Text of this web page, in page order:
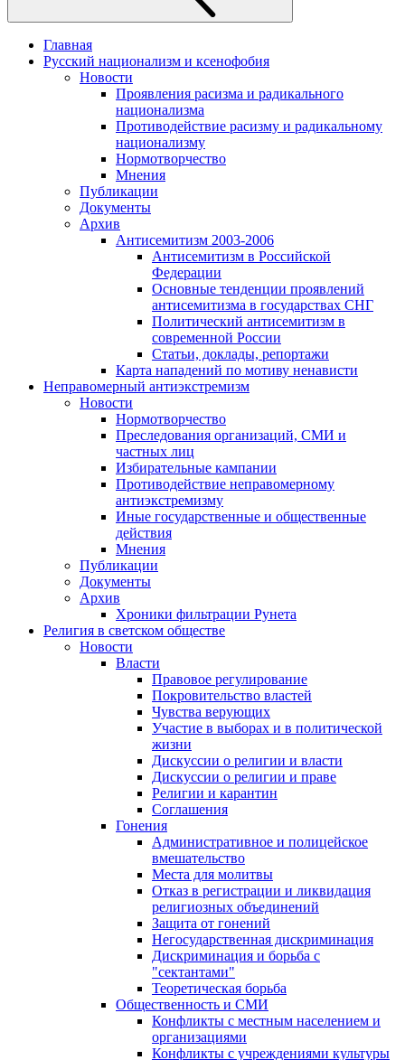
Главная
Русский национализм и ксенофобия
Новости
Проявления расизма и радикального
национализма
Противодействие расизму и радикальному
национализму
Нормотворчество
Мнения
Публикации
Документы
Архив
Антисемитизм 2003-2006
Антисемитизм в Российской
Федерации
Основные тенденции проявлений
антисемитизма в государствах СНГ
Политический антисемитизм в
современной России
Статьи, доклады, репортажи
Карта нападений по мотиву ненависти
Неправомерный антиэкстремизм
Новости
Нормотворчество
Преследования организаций, СМИ и
частных лиц
Избирательные кампании
Противодействие неправомерному
антиэкстремизму
Иные государственные и общественные
действия
Мнения
Публикации
Документы
Архив
Хроники фильтрации Рунета
Религия в светском обществе
Новости
Власти
Правовое регулирование
Покровительство властей
Чувства верующих
Участие в выборах и в политической
жизни
Дискуссии о религии и власти
Дискуссии о религии и праве
Религии и карантин
Соглашения
Гонения
Административное и полицейское
вмешательство
Места для молитвы
Отказ в регистрации и ликвидация
религиозных объединений
Защита от гонений
Негосударственная дискриминация
Дискриминация и борьба с
"сектантами"
Теоретическая борьба
Общественность и СМИ
Конфликты с местным населением и
организациями
Конфликты с учреждениями культуры